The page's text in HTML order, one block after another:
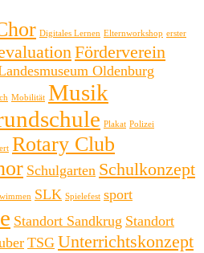
Digitales Lernen Elternworkshop erster
Förderverein
Oldenburg
Mobilität Musik
Plakat Polizei
Rotary Club
Schulgarten Schulkonzept
SLK Spielefest sport
Standort Sandkrug Standort
TSG Unterrichtskonzept